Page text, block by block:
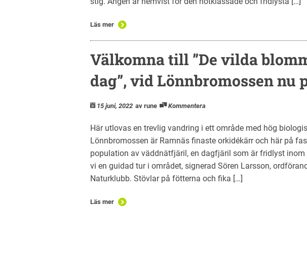
Läs mer
Välkomna till ”De vilda
dag”, vid Lönnbromossen nu
15 juni, 2022 av rune Kommentera
Här utlovas en trevlig vandring i ett område med hög
Lönnbromossen är Ramnäs finaste orkidékärr och här på
population av väddnätfjäril, en dagfjäril som är fridlyst inom
vi en guidad tur i området, signerad Sören Larsson,
Naturklubb. Stövlar på fötterna och fika […]
Läs mer